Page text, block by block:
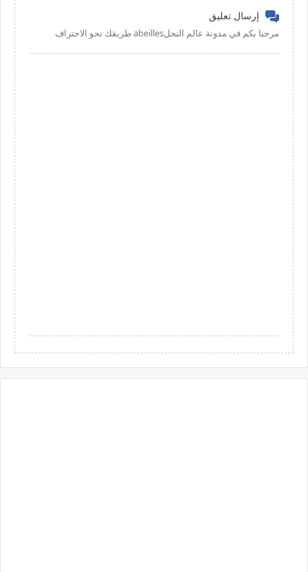
إرسال تعليق
مرحبا بكم في مدونة عالم النحلabeilles طريقك نحو الاحتراف